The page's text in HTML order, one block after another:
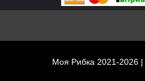
Моя Рибка 2021-2026 |